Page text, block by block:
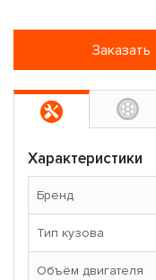
Заказать
Характеристики
Бренд
Тип кузова
Объём двигателя